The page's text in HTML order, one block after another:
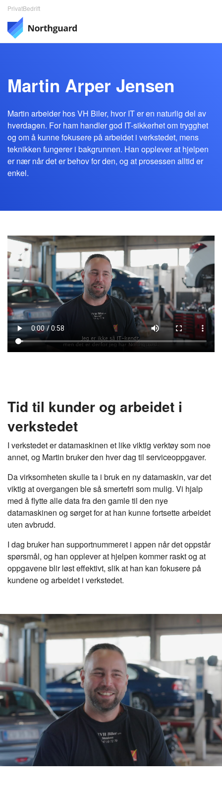
PrivatBedrift
Martin Arper Jensen
Martin arbeider hos VH Biler, hvor IT er en naturlig del av
hverdagen. For ham handler god IT-sikkerhet om trygghet
og om å kunne fokusere på arbeidet i verkstedet, mens
teknikken fungerer i bakgrunnen. Han opplever at hjelpen
er nær når det er behov for den, og at prosessen alltid er
enkel.
Tid til kunder og arbeidet i
verkstedet
I verkstedet er datamaskinen et like viktig verktøy som noe
annet, og Martin bruker den hver dag til serviceoppgaver.
Da virksomheten skulle ta i bruk en ny datamaskin, var det
viktig at overgangen ble så smertefri som mulig. Vi hjalp
med å flytte alle data fra den gamle til den nye
datamaskinen og sørget for at han kunne fortsette arbeidet
uten avbrudd.
I dag bruker han supportnummeret i appen når det oppstår
spørsmål, og han opplever at hjelpen kommer raskt og at
oppgavene blir løst effektivt, slik at han kan fokusere på
kundene og arbeidet i verkstedet.